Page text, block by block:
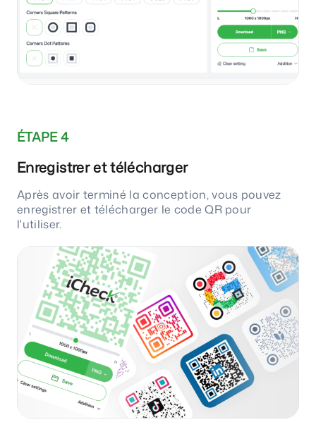
ÉTAPE 4
Enregistrer et télécharger
Après avoir terminé la conception, vous pouvez
enregistrer et télécharger le code QR pour
l'utiliser.